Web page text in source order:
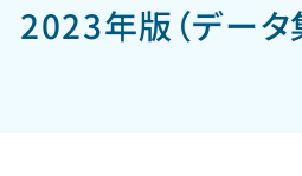
年版（データ